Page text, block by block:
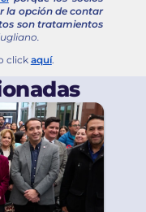
la opción de contar
son tratamientos
click aquí.